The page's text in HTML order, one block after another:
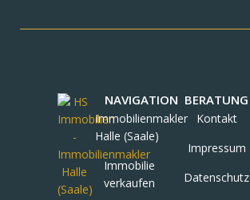
NAVIGATION
Immobilienmakler
Halle (Saale)
Immobilie
verkaufen
BERATUNG
Kontakt
Impressum
Datenschutz